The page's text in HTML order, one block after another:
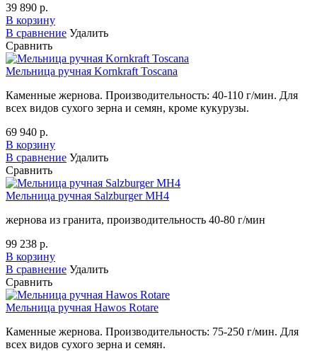
39 890 р.
В корзину
В сравнение Удалить
Сравнить
Мельница ручная Kornkraft Toscana
Каменные жернова. Производительность: 40-110 г/мин. Для
всех видов сухого зерна и семян, кроме кукурузы.
69 940 р.
В корзину
В сравнение Удалить
Сравнить
Мельница ручная Salzburger MH4
жернова из гранита, производительность 40-80 г/мин
99 238 р.
В корзину
В сравнение Удалить
Сравнить
Мельница ручная Hawos Rotare
Каменные жернова. Производительность: 75-250 г/мин. Для
всех видов сухого зерна и семян.